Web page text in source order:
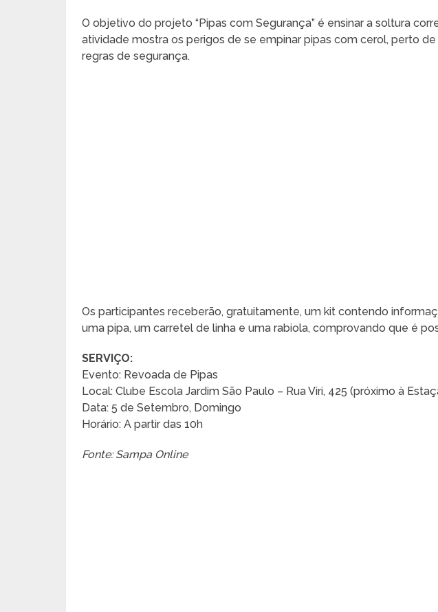
O objetivo do projeto “Pipas com Segurança” é ensinar a soltura
atividade mostra os perigos de se empinar pipas com cerol, perto
regras de segurança.
Os participantes receberão, gratuitamente, um kit contendo
uma pipa, um carretel de linha e uma rabiola, comprovando que é
SERVIÇO:
Evento: Revoada de Pipas
Local: Clube Escola Jardim São Paulo – Rua Viri, 425 (próximo à
Data: 5 de Setembro, Domingo
Horário: A partir das 10h
Fonte: Sampa Online